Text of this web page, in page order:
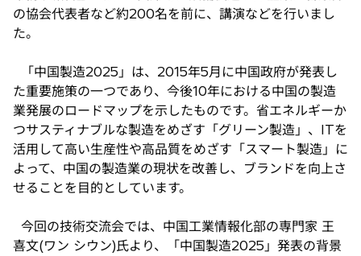
の協会代表者など約200名を前に、講演などを行いまし
た。
「中国製造2025」は、2015年5月に中国政府が発表し
た重要施策の一つであり、今後10年における中国の製造
業発展のロードマップを示したものです。省エネルギーか
つサスティナブルな製造をめざす「グリーン製造」、ITを
活用して高い生産性や高品質をめざす「スマート製造」に
よって、中国の製造業の現状を改善し、ブランドを向上さ
せることを目的としています。
今回の技術交流会では、中国工業情報化部の専門家 王
喜文(ワン シウン)氏より、「中国製造2025」発表の背景